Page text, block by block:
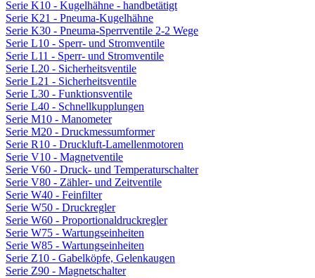
Serie K10 - Kugelhähne - handbetätigt
Serie K21 - Pneuma-Kugelhähne
Serie K30 - Pneuma-Sperrventile 2-2 Wege
Serie L10 - Sperr- und Stromventile
Serie L11 - Sperr- und Stromventile
Serie L20 - Sicherheitsventile
Serie L21 - Sicherheitsventile
Serie L30 - Funktionsventile
Serie L40 - Schnellkupplungen
Serie M10 - Manometer
Serie M20 - Druckmessumformer
Serie R10 - Druckluft-Lamellenmotoren
Serie V10 - Magnetventile
Serie V60 - Druck- und Temperaturschalter
Serie V80 - Zähler- und Zeitventile
Serie W40 - Feinfilter
Serie W50 - Druckregler
Serie W60 - Proportionaldruckregler
Serie W75 - Wartungseinheiten
Serie W85 - Wartungseinheiten
Serie Z10 - Gabelköpfe, Gelenkaugen
Serie Z90 - Magnetschalter